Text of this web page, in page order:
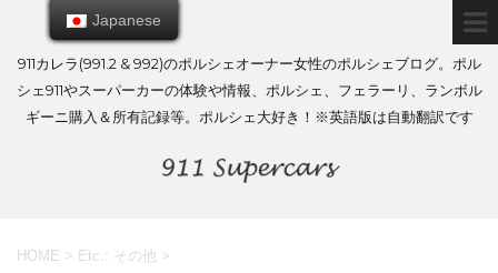
911カレラ(991.2 & 992)のポルシェオーナー女性のポルシェブログ。ポル
シェ911やスーパーカーの体験や情報、ポルシェ、フェラーリ、ランボル
ギーニ購入＆所有記録等。ポルシェ大好き！※英語版は自動翻訳です
HOME > Etc.: その他 >
Japanese
Japanese